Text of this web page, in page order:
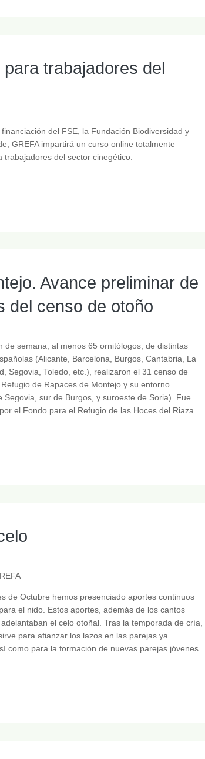
trabajadores del
del FSE, la Fundación Biodiversidad y
GREFA impartirá un curso online totalmente
trabajadores del sector cinegético.
Avance preliminar de
del censo de otoño
de semana, al menos 65 ornitólogos, de distintas
(Alicante, Barcelona, Burgos, Cantabria, La
Segovia, Toledo, etc.), realizaron el 31 censo de
de Rapaces de Montejo y su entorno
Segovia, sur de Burgos, y suroeste de Soria). Fue
el Fondo para el Refugio de las Hoces del Riaza.
de Octubre hemos presenciado aportes continuos
el nido. Estos aportes, además de los cantos
el celo otoñal. Tras la temporada de cría,
para afianzar los lazos en las parejas ya
como para la formación de nuevas parejas jóvenes.